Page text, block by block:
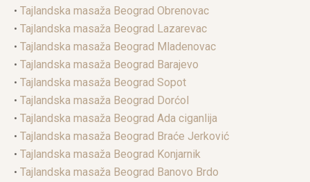
• Tajlandska masaža Beograd Obrenovac
• Tajlandska masaža Beograd Lazarevac
• Tajlandska masaža Beograd Mladenovac
• Tajlandska masaža Beograd Barajevo
• Tajlandska masaža Beograd Sopot
• Tajlandska masaža Beograd Dorćol
• Tajlandska masaža Beograd Ada ciganlija
• Tajlandska masaža Beograd Braće Jerković
• Tajlandska masaža Beograd Konjarnik
• Tajlandska masaža Beograd Banovo Brdo